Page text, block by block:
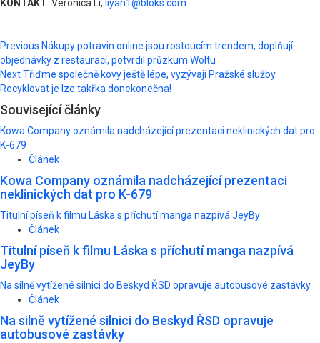
KONTAKT : Veronica Li, liyan1@bloks.com
Post
navigation
Previous Nákupy potravin online jsou rostoucím trendem, doplňují
objednávky z restaurací, potvrdil průzkum Woltu
NextTřiďme společně kovy ještě lépe, vyzývají Pražské služby.
Recyklovat je lze takřka donekonečna!
Související články
Kowa Company oznámila nadcházející prezentaci neklinických dat pro
K-679
Článek
Kowa Company oznámila nadcházející prezentaci
neklinických dat pro K-679
Titulní píseň k filmu Láska s příchutí manga nazpívá JeyBy
Článek
Titulní píseň k filmu Láska s příchutí manga nazpívá
JeyBy
Na silně vytížené silnici do Beskyd ŘSD opravuje autobusové zastávky
Článek
Na silně vytížené silnici do Beskyd ŘSD opravuje
autobusové zastávky